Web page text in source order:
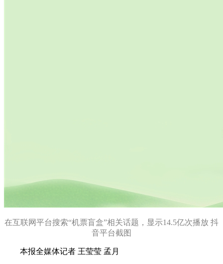
在互联网平台搜索“机票盲盒”相关话题，显示14.5亿次播放 抖
音平台截图
本报全媒体记者 王莹莹 孟月